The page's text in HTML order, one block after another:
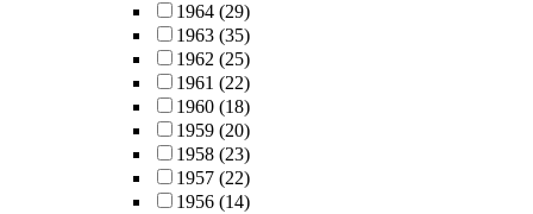
1964 (29)
1963 (35)
1962 (25)
1961 (22)
1960 (18)
1959 (20)
1958 (23)
1957 (22)
1956 (14)